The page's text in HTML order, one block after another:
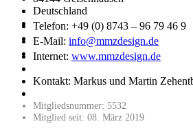
Deutschland
Telefon: +49 (0) 8743 – 96 79 46 9
E-Mail: info@mmzdesign.de
Internet: www.mmzdesign.de
Kontakt: Markus und Martin
Mitgliedsnummer: 5532
Mitglied seit: 08. März 2019